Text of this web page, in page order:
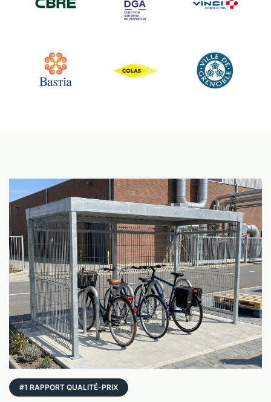
#1 RAPPORT QUALITÉ-PRIX